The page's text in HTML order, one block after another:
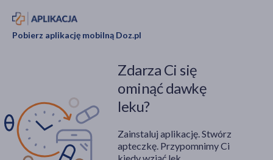
Pobierz aplikację mobilną Doz.pl
Zdarza Ci się
ominąć dawkę
leku?
Zainstaluj aplikację. Stwórz
apteczkę. Przypomnimy Ci
kiedy wziąć lek.